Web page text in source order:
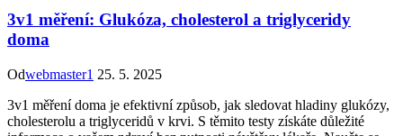
3v1 měření: Glukóza, cholesterol a triglyceridy
doma
Odwebmaster1 25. 5. 2025
3v1 měření doma je efektivní způsob, jak sledovat hladiny glukózy,
cholesterolu a triglyceridů v krvi. S těmito testy získáte důležité